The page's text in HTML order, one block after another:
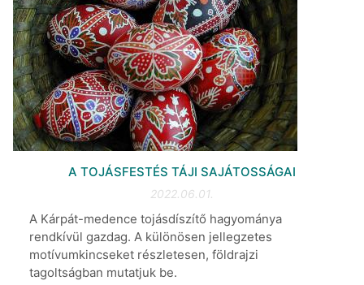
A TOJÁSFESTÉS TÁJI SAJÁTOSSÁGAI
2022.06.01.
A Kárpát-medence tojásdíszítő hagyománya
rendkívül gazdag. A különösen jellegzetes
motívumkincseket részletesen, földrajzi
tagoltságban mutatjuk be.